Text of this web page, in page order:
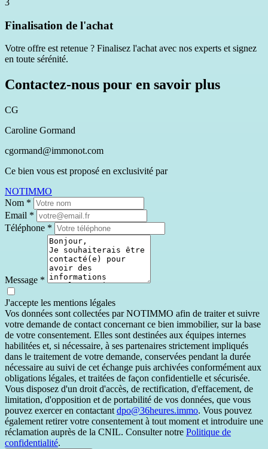
Finalisation de l'achat
Votre offre est retenue ? Finalisez l'achat avec nos experts et signez
en toute sérénité.
Contactez-nous pour en savoir plus
CG
Caroline Gormand
cgormand@immonot.com
Ce bien vous est proposé en exclusivité par
NOTIMMO
Nom *
Email *
Téléphone *
Message *
J'accepte les mentions légales
Vos données sont collectées par NOTIMMO afin de traiter et suivre
votre demande de contact concernant ce bien immobilier, sur la base
de votre consentement. Elles sont destinées aux équipes internes
habilitées et, si nécessaire, à ses partenaires strictement impliqués
dans le traitement de votre demande, conservées pendant la durée
nécessaire au suivi de cet échange puis archivées conformément aux
obligations légales, et traitées de façon confidentielle et sécurisée.
Vous disposez d'un droit d'accès, de rectification, d'effacement, de
limitation, d'opposition et de portabilité de vos données, que vous
pouvez exercer en contactant dpo@36heures.immo. Vous pouvez
également retirer votre consentement à tout moment et introduire une
réclamation auprès de la CNIL. Consulter notre Politique de
confidentialité.